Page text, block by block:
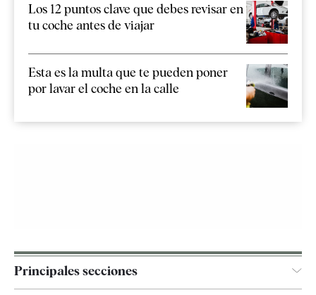
Los 12 puntos clave que debes revisar en
tu coche antes de viajar
Esta es la multa que te pueden poner
por lavar el coche en la calle
Principales secciones